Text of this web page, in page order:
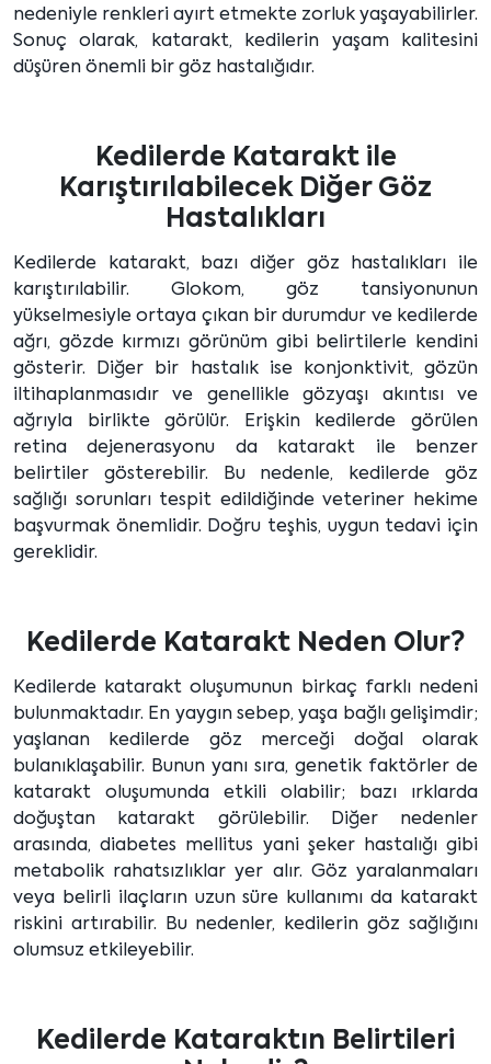
nedeniyle renkleri ayırt etmekte zorluk yaşayabilirler.
Sonuç olarak, katarakt, kedilerin yaşam kalitesini
düşüren önemli bir göz hastalığıdır.
Kedilerde Katarakt ile
Karıştırılabilecek Diğer Göz
Hastalıkları
Kedilerde katarakt, bazı diğer göz hastalıkları ile
karıştırılabilir. Glokom, göz tansiyonunun
yükselmesiyle ortaya çıkan bir durumdur ve kedilerde
ağrı, gözde kırmızı görünüm gibi belirtilerle kendini
gösterir. Diğer bir hastalık ise konjonktivit, gözün
iltihaplanmasıdır ve genellikle gözyaşı akıntısı ve
ağrıyla birlikte görülür. Erişkin kedilerde görülen
retina dejenerasyonu da katarakt ile benzer
belirtiler gösterebilir. Bu nedenle, kedilerde göz
sağlığı sorunları tespit edildiğinde veteriner hekime
başvurmak önemlidir. Doğru teşhis, uygun tedavi için
gereklidir.
Kedilerde Katarakt Neden Olur?
Kedilerde katarakt oluşumunun birkaç farklı nedeni
bulunmaktadır. En yaygın sebep, yaşa bağlı gelişimdir;
yaşlanan kedilerde göz merceği doğal olarak
bulanıklaşabilir. Bunun yanı sıra, genetik faktörler de
katarakt oluşumunda etkili olabilir; bazı ırklarda
doğuştan katarakt görülebilir. Diğer nedenler
arasında, diabetes mellitus yani şeker hastalığı gibi
metabolik rahatsızlıklar yer alır. Göz yaralanmaları
veya belirli ilaçların uzun süre kullanımı da katarakt
riskini artırabilir. Bu nedenler, kedilerin göz sağlığını
olumsuz etkileyebilir.
Kedilerde Kataraktın Belirtileri